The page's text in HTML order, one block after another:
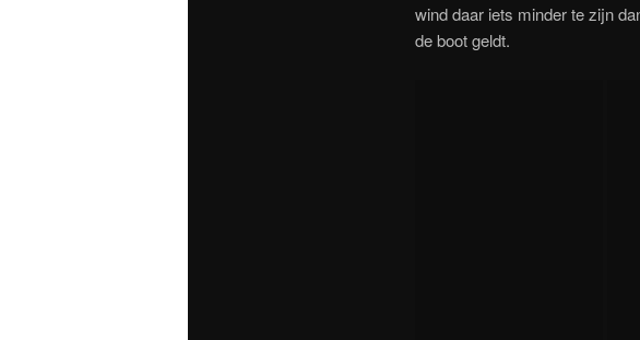
wind daar iets minder te zijn
de boot geldt.